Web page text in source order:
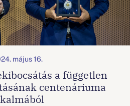
május 16.
a független
centenáriuma